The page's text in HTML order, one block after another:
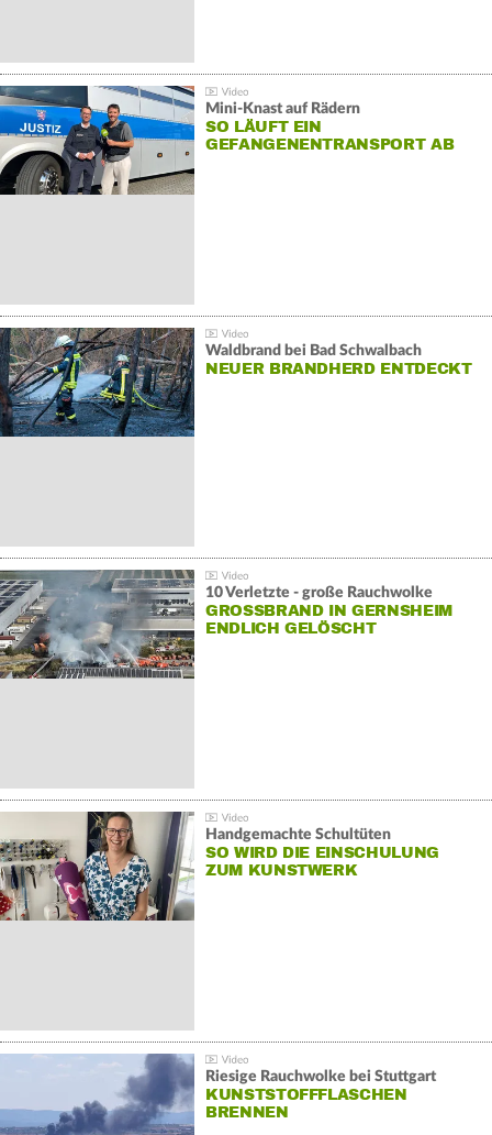
Mini-Knast auf Rädern
SO LÄUFT EIN
GEFANGENENTRANSPORT AB
Waldbrand bei Bad Schwalbach
NEUER BRANDHERD ENTDECKT
10 Verletzte - große Rauchwolke
GROSSBRAND IN GERNSHEIM E
NDLICH GELÖSCHT
Handgemachte Schultüten
SO WIRD DIE EINSCHULUNG
ZUM KUNSTWERK
Riesige Rauchwolke bei Stuttgart
KUNSTSTOFFFLASCHEN
BRENNEN